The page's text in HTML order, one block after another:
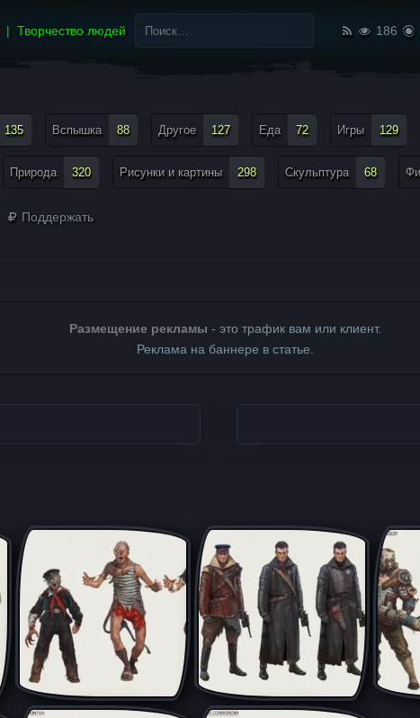
Творчество людей
Найти:
186
135 Вспышка 88 Другое 127 Еда 72 Игры 129
Природа 320 Рисунки и картины 298 Скульптура 68
Поддержать
Размещение рекламы - это трафик вам или клиент.
Реклама на баннере в статье.